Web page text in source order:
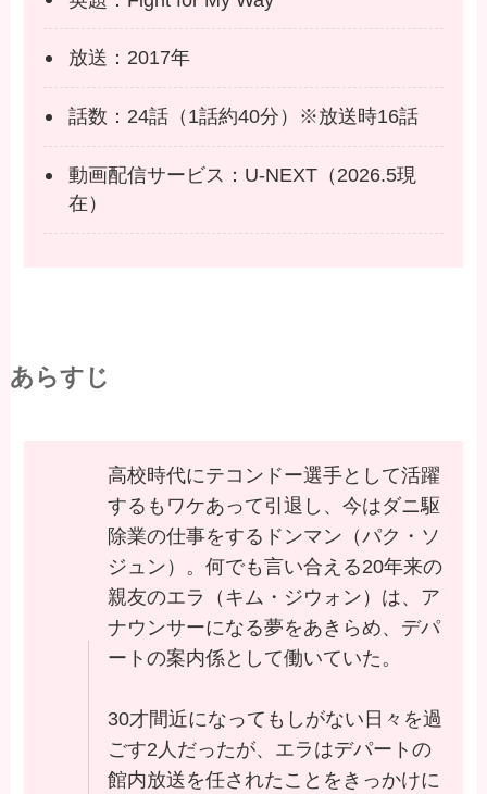
放送：2017年
話数：24話（1話約40分）※放送時16話
動画配信サービス：U-NEXT（2026.5現
在）
あらすじ
高校時代にテコンドー選手として活躍
するもワケあって引退し、今はダニ駆
除業の仕事をするドンマン（パク・ソ
ジュン）。何でも言い合える20年来の
親友のエラ（キム・ジウォン）は、ア
ナウンサーになる夢をあきらめ、デパ
ートの案内係として働いていた。
30才間近になってもしがない日々を過
ごす2人だったが、エラはデパートの
館内放送を任されたことをきっかけに